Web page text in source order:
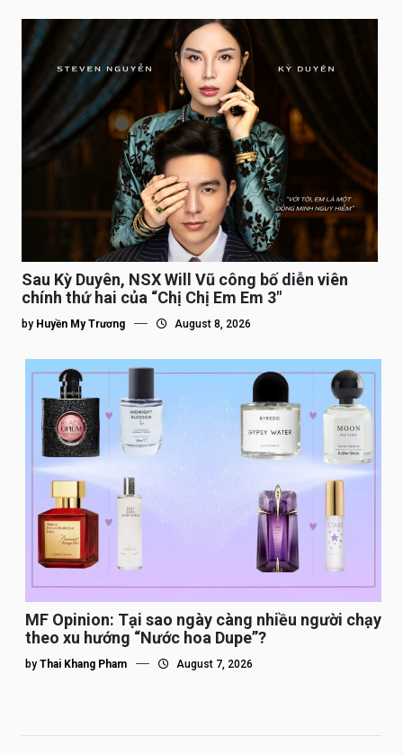
Sau Kỳ Duyên, NSX Will Vũ công bố diễn viên
chính thứ hai của “Chị Chị Em Em 3″
by Huyền My Trương August 8, 2026
MF Opinion: Tại sao ngày càng nhiều người chạy
theo xu hướng “Nước hoa Dupe”?
by Thai Khang Pham August 7, 2026